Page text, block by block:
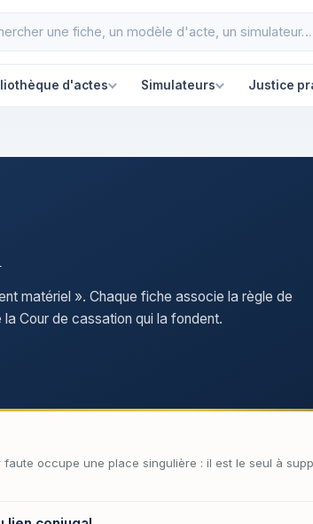
d'actes Simulateurs Justice
matériel ». Chaque fiche associe la règle de
Cour de cassation qui la fondent.
occupe une place singulière : il est le seul à